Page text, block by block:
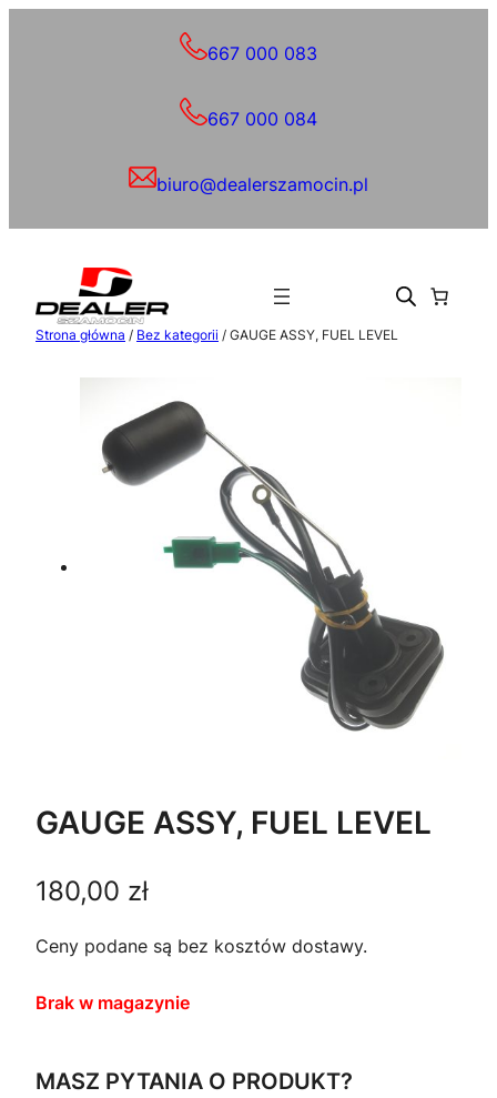
667 000 083
667 000 084
biuro@dealerszamocin.pl
Strona główna / Bez kategorii / GAUGE ASSY, FUEL LEVEL
GAUGE ASSY, FUEL LEVEL
180,00 zł
Ceny podane są bez kosztów dostawy.
Brak w magazynie
MASZ PYTANIA O PRODUKT?